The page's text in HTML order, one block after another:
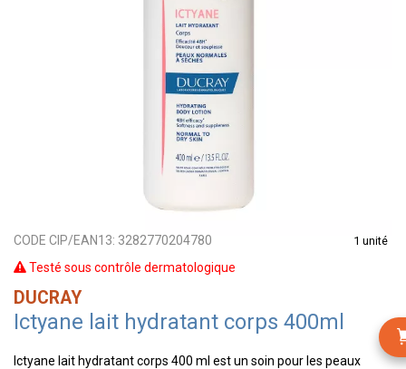
CODE CIP/EAN13: 3282770204780 1 unité
Testé sous contrôle dermatologique
DUCRAY
Ictyane lait hydratant corps 400ml
Ictyane lait hydratant corps 400 ml est un soin pour les peaux